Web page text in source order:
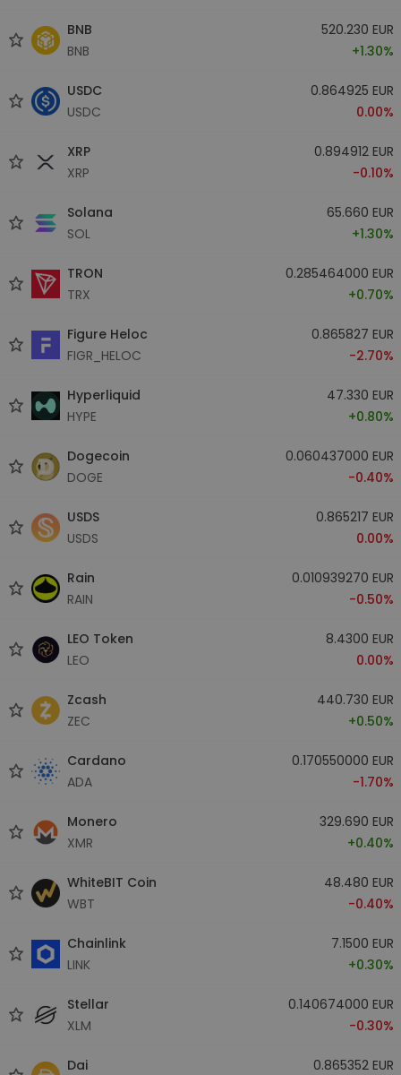
BNB
BNB
520.230 EUR
+1.30%
USDC
USDC
0.864925 EUR
0.00%
XRP
XRP
0.894912 EUR
-0.10%
Solana
SOL
65.660 EUR
+1.30%
TRON
TRX
0.285464000 EUR
+0.70%
Figure Heloc
FIGR_HELOC
0.865827 EUR
-2.70%
Hyperliquid
HYPE
47.330 EUR
+0.80%
Dogecoin
DOGE
0.060437000 EUR
-0.40%
USDS
USDS
0.865217 EUR
0.00%
Rain
RAIN
0.010939270 EUR
-0.50%
LEO Token
LEO
8.4300 EUR
0.00%
Zcash
ZEC
440.730 EUR
+0.50%
Cardano
ADA
0.170550000 EUR
-1.70%
Monero
XMR
329.690 EUR
+0.40%
WhiteBIT Coin
WBT
48.480 EUR
-0.40%
Chainlink
LINK
7.1500 EUR
+0.30%
Stellar
XLM
0.140674000 EUR
-0.30%
Dai
0.865352 EUR